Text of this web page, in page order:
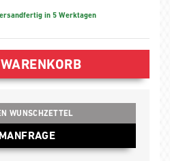
in 5 Werktagen
WUNSCHZETTEL